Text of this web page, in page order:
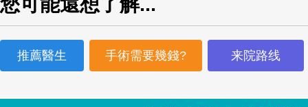
推薦醫生 手術需要幾錢? 来院路线